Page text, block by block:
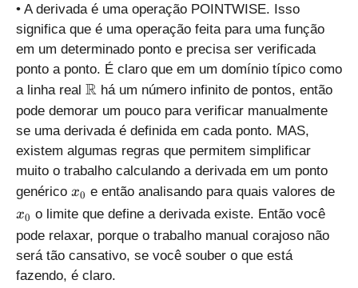
}
_
{
0
}
}
}
d
y
}
{
d
x
}
• A derivada é uma operação POINTWISE. Isso
significa que é uma operação feita para uma função
em um determinado ponto e precisa ser verificada
ponto a ponto. É claro que em um domínio típico como
a linha real \
m
t
h
b
b
{
R
}
R há um número infinito de pontos, então
pode demorar um pouco para verificar manualmente
se uma derivada é definida em cada ponto. MAS,
existem algumas regras que permitem simplificar
muito o trabalho calculando a derivada em um ponto
genérico {
{
}
_
{
x0 e então analisando para quais valores de
x0 o limite que define a derivada existe. Então você
pode relaxar, porque o trabalho manual corajoso não
será tão cansativo, se você souber o que está
fazendo, é claro.